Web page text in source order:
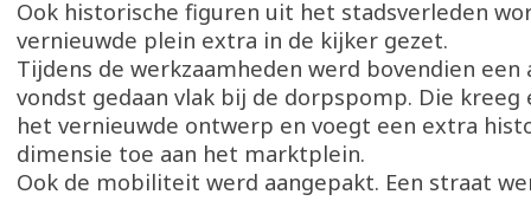
Ook historische figuren uit het stadsverleden
vernieuwde plein extra in de kijker gezet.
Tijdens de werkzaamheden werd bovendien een
vondst gedaan vlak bij de dorpspomp. Die kreeg
het vernieuwde ontwerp en voegt een extra
dimensie toe aan het marktplein.
Ook de mobiliteit werd aangepakt. Een straat